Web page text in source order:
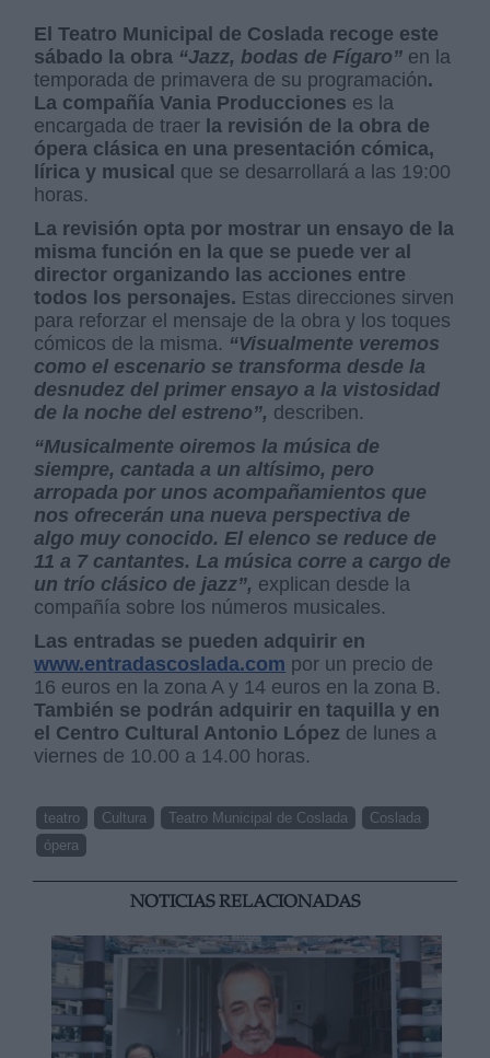
El Teatro Municipal de Coslada recoge este
sábado la obra “Jazz, bodas de Fígaro” en la
temporada de primavera de su programación.
La compañía Vania Producciones es la
encargada de traer la revisión de la obra de
ópera clásica en una presentación cómica,
lírica y musical que se desarrollará a las 19:00
horas.
La revisión opta por mostrar un ensayo de la
misma función en la que se puede ver al
director organizando las acciones entre
todos los personajes. Estas direcciones sirven
para reforzar el mensaje de la obra y los toques
cómicos de la misma. “Visualmente veremos
como el escenario se transforma desde la
desnudez del primer ensayo a la vistosidad
de la noche del estreno”, describen.
“Musicalmente oiremos la música de
siempre, cantada a un altísimo, pero
arropada por unos acompañamientos que
nos ofrecerán una nueva perspectiva de
algo muy conocido. El elenco se reduce de
11 a 7 cantantes. La música corre a cargo de
un trío clásico de jazz”, explican desde la
compañía sobre los números musicales.
Las entradas se pueden adquirir en
www.entradascoslada.com por un precio de
16 euros en la zona A y 14 euros en la zona B.
También se podrán adquirir en taquilla y en
el Centro Cultural Antonio López de lunes a
viernes de 10.00 a 14.00 horas.
teatro Cultura Teatro Municipal de Coslada
Coslada
ópera
NOTICIAS RELACIONADAS